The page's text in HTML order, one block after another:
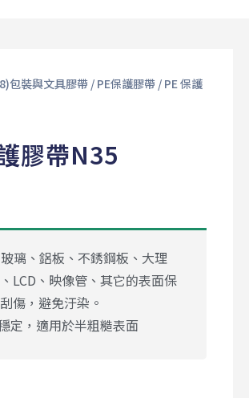
包裝與⽂具膠帶/ PE保護膠帶/ PE 保護
膠帶N35
璃、鋁板、不銹鋼板、大理
LCD、映像管、其它的表面保
傷，避免汙染。
定，適用於半粗糙表面